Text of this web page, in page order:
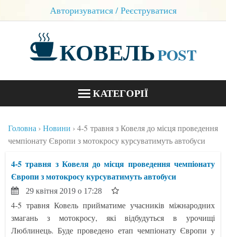
Авторизуватися / Реєструватися
КОВЕЛЬPOST
КАТЕГОРІЇ
БЛОГИ
КОНТАКТИ
Головна Новини
4-5 травня з Ковеля до місця проведення
чемпіонату Європи з мотокросу курсуватимуть автобуси
4-5 травня з Ковеля до місця проведення чемпіонату
Європи з мотокросу курсуватимуть автобуси
29 квітня 2019 о 17:28
4-5 травня Ковель прийматиме учасників міжнародних
змагань з мотокросу, які відбудуться в урочищі
Люблинець. Буде проведено етап чемпіонату Європи у